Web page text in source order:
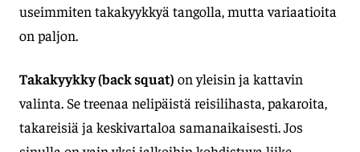
useimmiten takakyykkyä tangolla, mutta variaatioita
on paljon.
Takakyykky (back squat) on yleisin ja kattavin
valinta. Se treenaa nelipäistä reisilihasta, pakaroita,
takareisiä ja keskivartaloa samanaikaisesti. Jos